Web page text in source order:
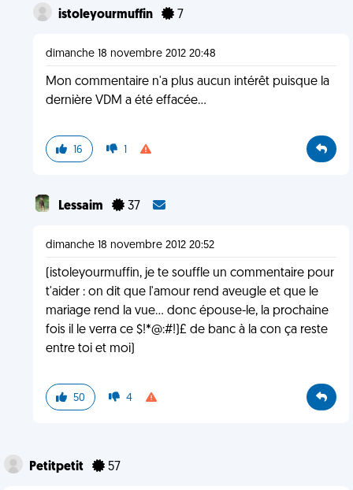
istoleyourmuffin 7
dimanche 18 novembre 2012 20:48
Mon commentaire n'a plus aucun intérêt puisque la
dernière VDM a été effacée...
16 1
Lessaim 37
dimanche 18 novembre 2012 20:52
(istoleyourmuffin, je te souffle un commentaire pour
t'aider : on dit que l'amour rend aveugle et que le
mariage rend la vue... donc épouse-le, la prochaine
fois il le verra ce $!*@:#!)£ de banc à la con ça reste
entre toi et moi)
50 4
Petitpetit 57